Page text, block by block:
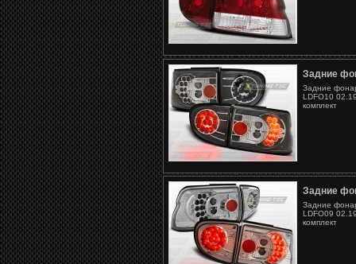
Задние
Задние
LDFO10
комплект
Задние
Задние
LDFO09
комплект